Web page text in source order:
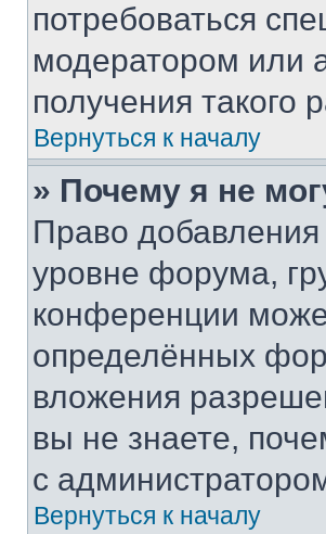
потребоваться
модератором или
получения такого
Вернуться к началу
» Почему я не
Право
уровне форума,
конференции
определённых
вложения
вы не знаете,
с
Вернуться к началу